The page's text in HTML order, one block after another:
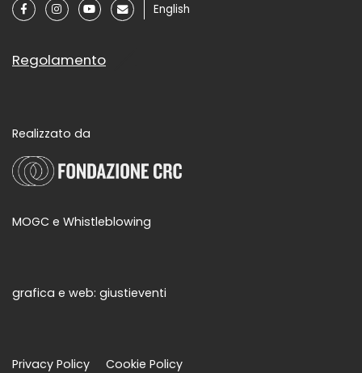
English
Regolamento
Realizzato da
MOGC e Whistleblowing
grafica e web: giustieventi
Privacy Policy Cookie Policy